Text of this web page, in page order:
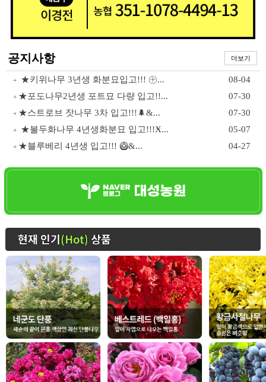
+ ★키위나무 3년생 화분묘입고!!! ㊉... 08-04
07-30
★스트로브 잣나무 3차 입고!!!🌲&... 07-30
★불두화나무 4년생화분묘 입고!!!Ӿ... 05-07
★블루베리 4년생 입고!!! 🥝&... 04-27